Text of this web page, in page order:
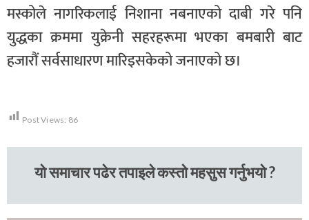
मस्कोले नागरिकलाई निशाना नबनाएको दाबी गरे पनि
युद्धका क्रममा युक्रेनी सहरहरूमा भएका बमबारी बाट
हजारौं सर्वसाधारण मारिइसकेको जनाएको छ।
Post Views: 86
यो समाचार पढेर तपाइले कस्तो महसुस गर्नुभयो ?